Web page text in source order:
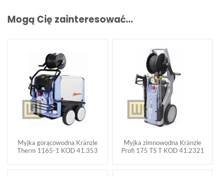
Mogą Cię zainteresować...
Myjka gorącowodna Kränzle
Therm 1165-1 KOD 41.353
Myjka zimnowodna Kränzle
Profi 175 TS T KOD 41.2321